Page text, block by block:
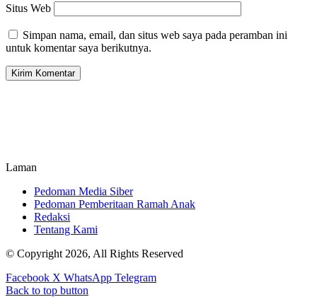
Situs Web
Simpan nama, email, dan situs web saya pada peramban ini
untuk komentar saya berikutnya.
Laman
Pedoman Media Siber
Pedoman Pemberitaan Ramah Anak
Redaksi
Tentang Kami
© Copyright 2026, All Rights Reserved
Facebook X WhatsApp Telegram
Back to top button